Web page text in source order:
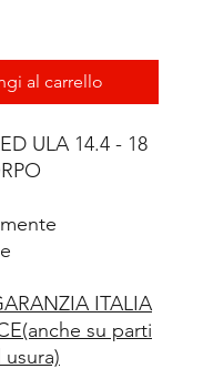
al carrello
ULA 14.4 - 18
ITALIA
su parti